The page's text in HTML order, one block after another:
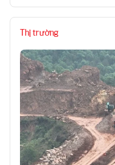
Thị trường